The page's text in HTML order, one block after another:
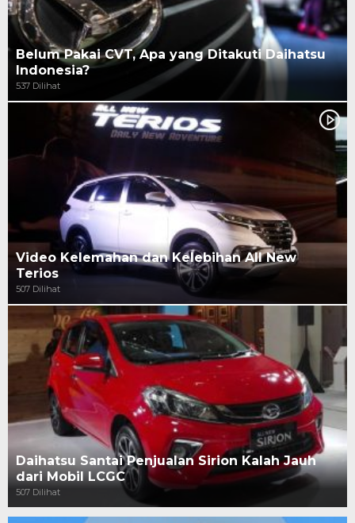
Belum Pakai CVT, Apa yang Ditakuti Daihatsu
Indonesia?
537 Dilihat
Video Kelemahan dan Kelebihan All New
Terios
507 Dilihat
Daihatsu Santai Penjualan Sirion Kalah Jauh
dari Mobil LCGC
507 Dilihat